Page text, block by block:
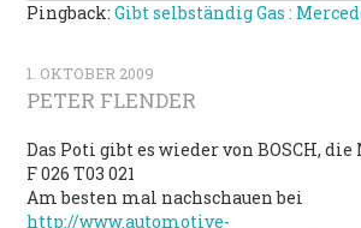
Pingback:Gibt selbständig Gas :
1. OKTOBER 2009
PETER FLENDER
Das Poti gibt es wieder von BOSCH,
F 026 T03 021
Am besten mal nachschauen bei
http://www.automotive-